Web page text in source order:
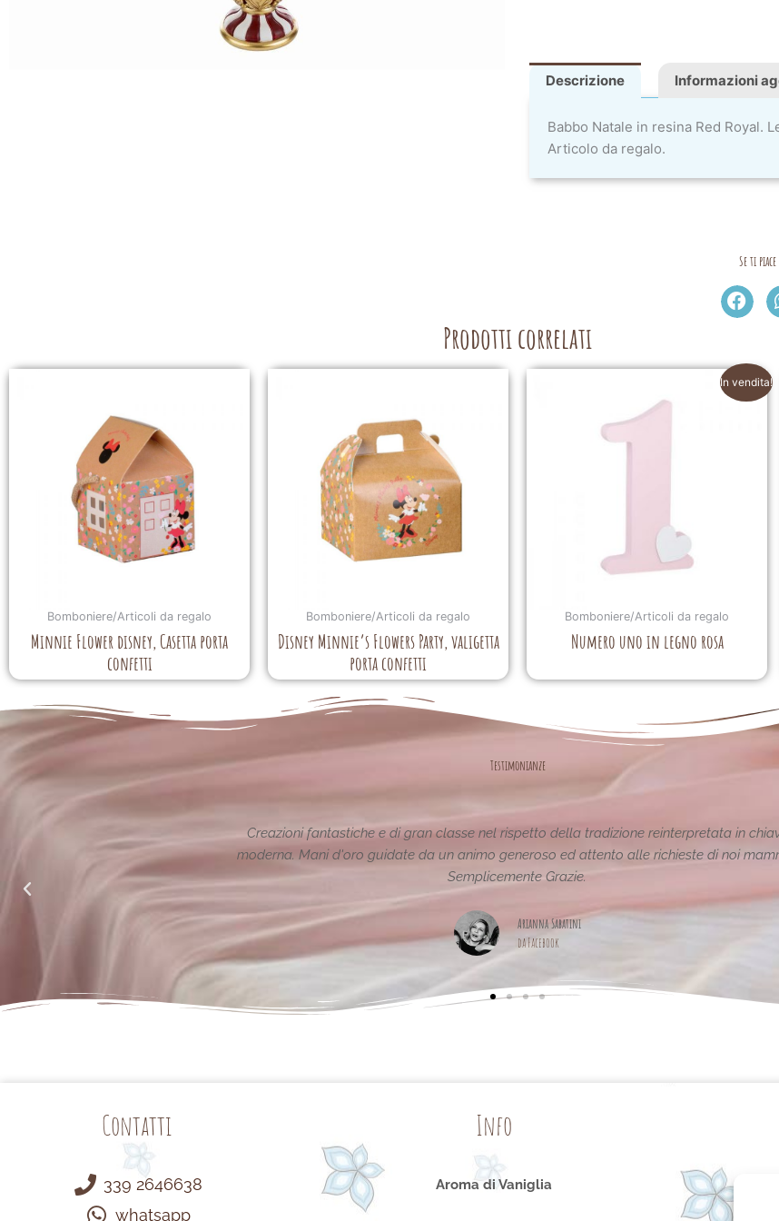
Descrizione Informazioni
Babbo Natale in resina Red Royal.
Articolo da regalo.
Se ti
Prodotti correlati
Bomboniere/Articoli da regalo
Minnie Flower disney, Casetta porta
confetti
Bomboniere/Articoli da regalo
Disney Minnie’s Flowers Party, valigetta
porta confetti
In vendita!
Bomboniere/Articoli da regalo
Numero uno in legno rosa
Testimonianze
Creazioni fantastiche e di gran classe nel rispetto della tradizione reinterpretata in chiave
moderna. Mani d'oro guidate da un animo generoso ed attento alle richieste di noi mamme.
Semplicemente Grazie.
da Facebook
Le
Contatti
339 2646638
whatsapp
Info
Aroma di Vaniglia